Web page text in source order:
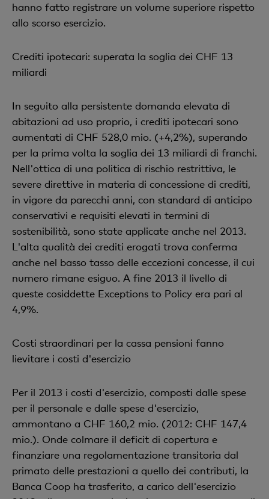
hanno fatto registrare un volume superiore rispetto
allo scorso esercizio.
Crediti ipotecari: superata la soglia dei CHF 13
miliardi
In seguito alla persistente domanda elevata di
abitazioni ad uso proprio, i crediti ipotecari sono
aumentati di CHF 528,0 mio. (+4,2%), superando
per la prima volta la soglia dei 13 miliardi di franchi.
Nell'ottica di una politica di rischio restrittiva, le
severe direttive in materia di concessione di crediti,
in vigore da parecchi anni, con standard di anticipo
conservativi e requisiti elevati in termini di
sostenibilità, sono state applicate anche nel 2013.
L'alta qualità dei crediti erogati trova conferma
anche nel basso tasso delle eccezioni concesse, il cui
numero rimane esiguo. A fine 2013 il livello di
queste cosiddette Exceptions to Policy era pari al
4,9%.
Costi straordinari per la cassa pensioni fanno
lievitare i costi d'esercizio
Per il 2013 i costi d'esercizio, composti dalle spese
per il personale e dalle spese d'esercizio,
ammontano a CHF 160,2 mio. (2012: CHF 147,4
mio.). Onde colmare il deficit di copertura e
finanziare una regolamentazione transitoria dal
primato delle prestazioni a quello dei contributi, la
Banca Coop ha trasferito, a carico dell'esercizio